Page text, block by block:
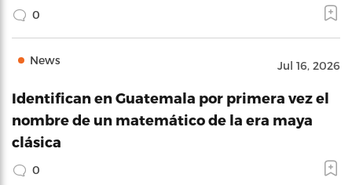
0
News Jul 16, 2026
Identifican en Guatemala por primera vez el
nombre de un matemático de la era maya
clásica
0